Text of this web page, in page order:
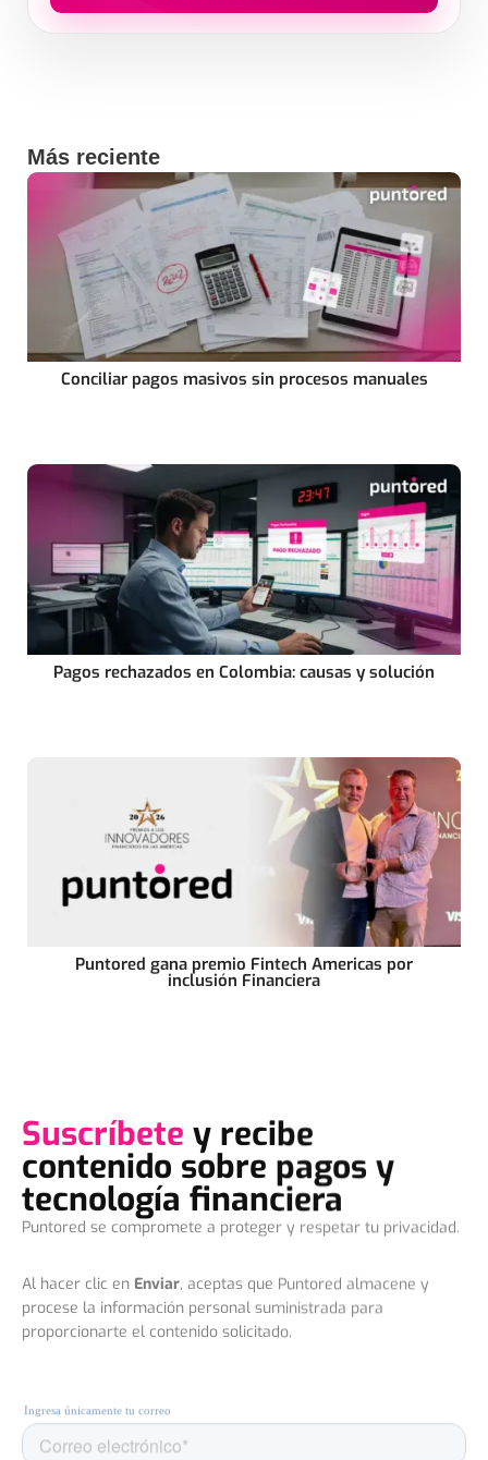
Más reciente
Conciliar pagos masivos sin procesos manuales
Pagos rechazados en Colombia: causas y solución
Puntored gana premio Fintech Americas por
inclusión Financiera
contenido sobre pagos y
tecnología financiera
Puntored se compromete a proteger y respetar tu privacidad.
proporcionarte el contenido solicitado.